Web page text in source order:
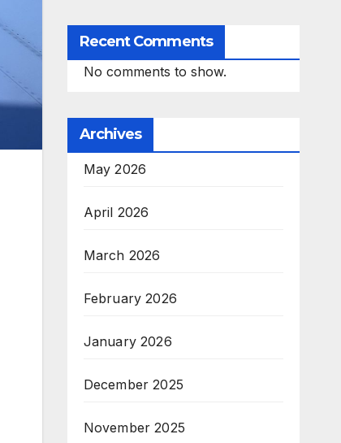
Recent Comments
No comments to show.
Archives
May 2026
April 2026
March 2026
February 2026
January 2026
December 2025
November 2025